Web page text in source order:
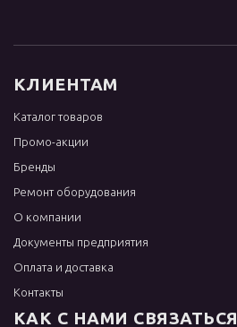
КЛИЕНТАМ
Каталог товаров
Промо-акции
Бренды
Ремонт оборудования
О компании
Документы предприятия
Оплата и доставка
Контакты
КАК С НАМИ СВЯЗАТЬСЯ